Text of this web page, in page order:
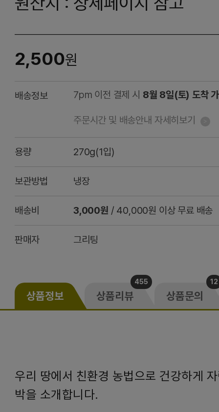
2,500원
배송정보 7pm 이전 결제 시 8월 8일(토) 도착
주문시간 및 배송안내 자세히보기
용량 270g(1입)
보관방법 냉장
배송비 3,000원 / 40,000원 이상 무료 배송
판매자 그리팅
상품정보 상품리뷰
455
상품문의
12
우리 땅에서 친환경 농법으로 건강하게
박을 소개합니다.